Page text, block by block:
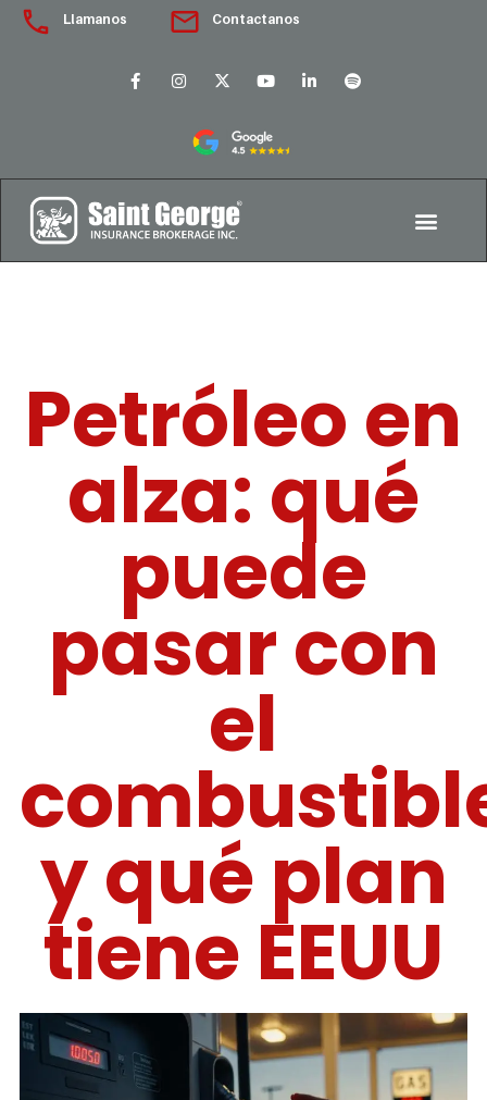
Llamanos Contactanos
Petróleo en
alza: qué
puede
pasar con
el
y qué plan
tiene EEUU